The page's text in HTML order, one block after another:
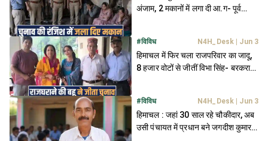
अंजाम, 2 मकानों में लगा दी आ.ग- पूर्व
#विविध N4H_Desk Jun 3
हिमाचल में फिर चला राजपरिवार का जादू,
8 हजार वोटों से जीतीं विभा सिंह- बरकरार
#विविध N4H_Desk Jun 3
हिमाचल : जहां 30 साल रहे चौकीदार, अब
उसी पंचायत में प्रधान बने जगदीश कुमार-